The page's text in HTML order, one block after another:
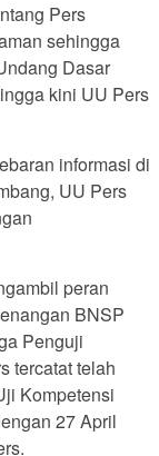
Pers
sehingga
Dasar
kini UU Pers
informasi di
UU Pers
peran
BNSP
Penguji
tercatat telah
Kompetensi
27 April